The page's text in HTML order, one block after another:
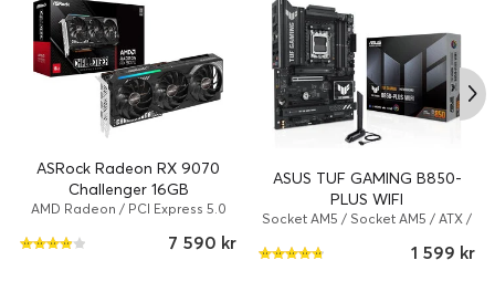
Ljudutgång
Typ:
Moderkort
ASRock Radeon RX 9070
Challenger 16GB
AMD Radeon / PCI Express 5.0
7 590 kr
ASUS TUF GAMING B850-
PLUS WIFI
Socket AM5 / Socket AM5 / ATX /
1 599 kr